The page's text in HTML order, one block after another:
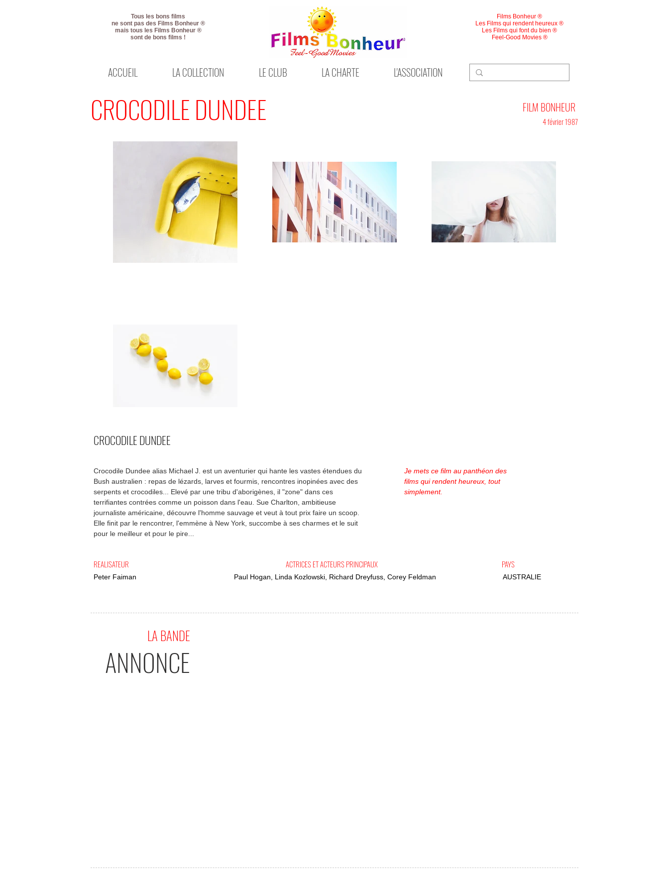
Tous les bons films
ne sont pas des Films Bonheur ®
mais tous les Films Bonheur ®
sont de bons films !
ACCUEIL LA COLLECTION LE CLUB LA CHARTE L'ASSOCIATION
Films Bonheur ®
Les Films qui rendent heureux ®
Les Films qui font du bien ®
Feel-Good Movies ®
CROCODILE DUNDEE
CROCODILE DUNDEE
Crocodile Dundee alias Michael J. est un aventurier qui hante les vastes étendues du
Bush australien : repas de lézards, larves et fourmis, rencontres inopinées avec des
serpents et crocodiles... Elevé par une tribu d'aborigènes, il "zone" dans ces
terrifiantes contrées comme un poisson dans l'eau. Sue Charlton, ambitieuse
journaliste américaine, découvre l'homme sauvage et veut à tout prix faire un scoop.
Elle finit par le rencontrer, l'emmène à New York, succombe à ses charmes et le suit
pour le meilleur et pour le pire...
Je mets ce film au panthéon des
films qui rendent heureux, tout
simplement.
REALISATEUR
Peter Faiman
ACTRICES ET ACTEURS PRINCIPAUX
Paul Hogan, Linda Kozlowski, Richard Dreyfuss, Corey Feldman
PAYS
AUSTRALIE
FILM BONHEUR
4 février 1987
ANNONCE
LA BANDE